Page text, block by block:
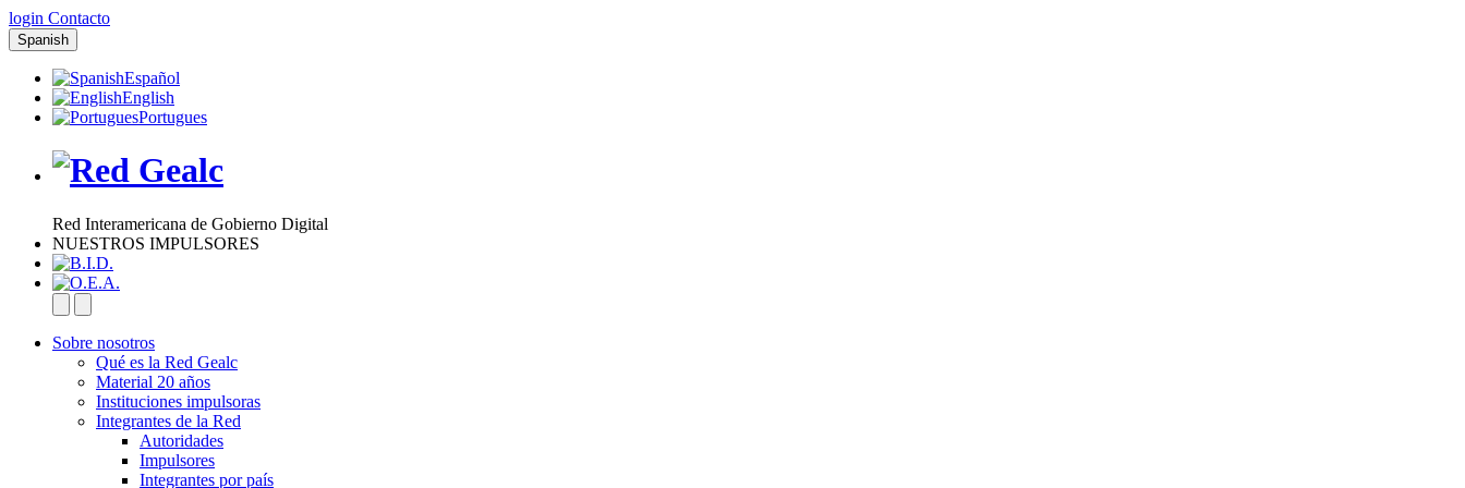
login Contacto
Spanish
Español
English
Portugues
Red Interamericana de Gobierno Digital
NUESTROS IMPULSORES
Sobre nosotros
Qué es la Red Gealc
Material 20 años
Instituciones impulsoras
Integrantes de la Red
Autoridades
Impulsores
Integrantes por país